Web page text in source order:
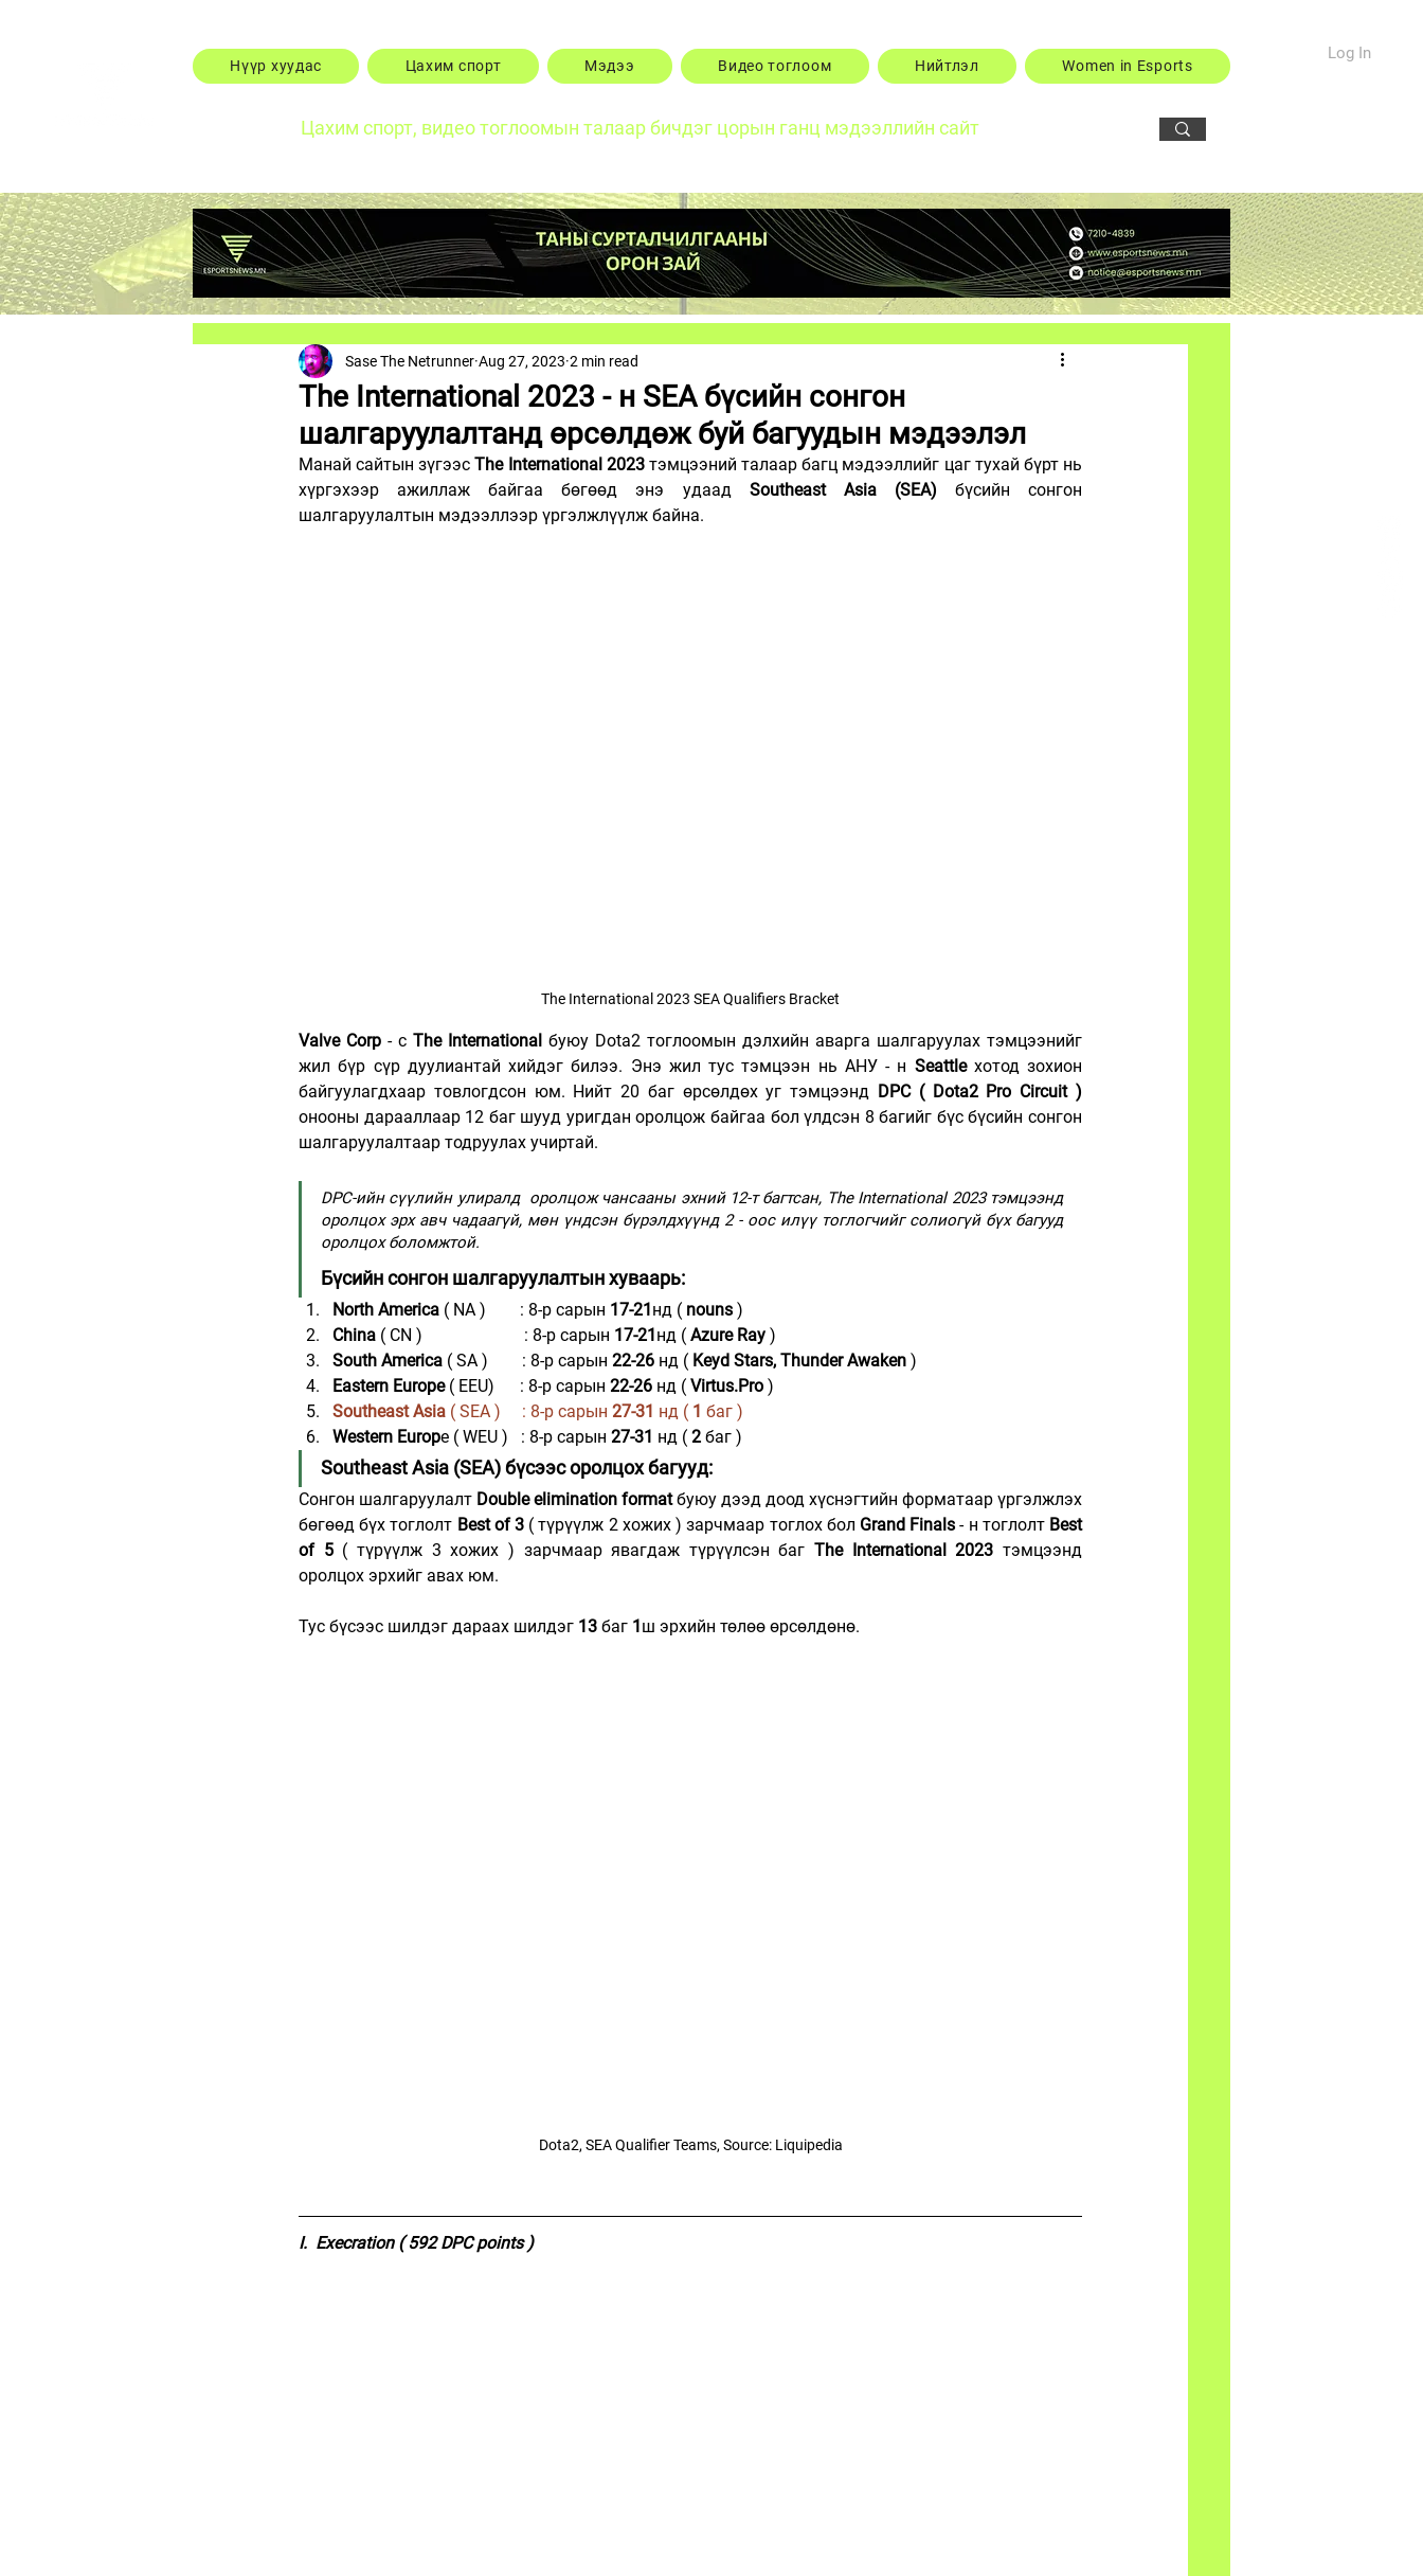
Нүүр хуудас Цахим спорт Мэдээ Видео тоглоом Нийтлэл Women in Esports
Log In
Цахим спорт, видео тоглоомын талаар бичдэг цорын ганц мэдээллийн сайт
The International 2023 - н SEA бүсийн сонгон
шалгаруулалтанд өрсөлдөж буй багуудын мэдээлэл
Sase The Netrunner Aug 27, 2023 2 min read
Манай сайтын зүгээс The International 2023 тэмцээний талаар багц мэдээллийг цаг тухай бүрт нь
хүргэхээр ажиллаж байгаа бөгөөд энэ удаад Southeast Asia (SEA) бүсийн сонгон
шалгаруулалтын мэдээллээр үргэлжлүүлж байна.
The International 2023 SEA Qualifiers Bracket
Valve Corp - с The International буюу Dota2 тоглоомын дэлхийн аварга шалгаруулах тэмцээнийг
жил бүр сүр дуулиантай хийдэг билээ. Энэ жил тус тэмцээн нь АНУ - н Seattle хотод зохион
байгуулагдхаар товлогдсон юм. Нийт 20 баг өрсөлдөх уг тэмцээнд
онооны дарааллаар 12 баг шууд уригдан оролцож байгаа бол үлдсэн 8 багийг бүс бүсийн сонгон
шалгаруулалтаар тодруулах учиртай.
DPC-ийн сүүлийн улиралд  оролцож чансааны эхний 12-т багтсан, The International 2023 тэмцээнд
оролцох эрх авч чадаагүй, мөн үндсэн бүрэлдхүүнд 2 - оос илүү тоглогчийг солиогүй бүх багууд
оролцох боломжтой.
Бүсийн сонгон шалгаруулалтын хуваарь:
North America ( NA )        : 8-р сарын 17-21 нд ( nouns )
China ( CN )                        : 8-р сарын 17-21 нд ( Azure Ray )
South America ( SA )        : 8-р сарын 22-26 нд ( Keyd Stars, Thunder Awaken )
Eastern Europe ( EEU)      : 8-р сарын 22-26 нд ( Virtus.Pro )
Southeast Asia ( SEA )     : 8-р сарын 27-31 нд ( 1 баг )
Western Europe ( WEU )   : 8-р сарын 27-31 нд ( 2 баг )
Southeast Asia (SEA) бүсээс оролцох багууд:
Сонгон шалгаруулалт Double elimination format буюу дээд доод хүснэгтийн форматаар үргэлжлэх
бөгөөд бүх тоглолт Best of 3 ( түрүүлж 2 хожих ) зарчмаар тоглох бол Grand Finals - н тоглолт Best
of 5 ( түрүүлж 3 хожих ) зарчмаар явагдаж түрүүлсэн баг The International 2023 тэмцээнд
оролцох эрхийг авах юм.
Тус бүсээс шилдэг дараах шилдэг 13 баг 1 ш эрхийн төлөө өрсөлдөнө.
Dota2, SEA Qualifier Teams, Source: Liquipedia
I.  Execration ( 592 DPC points )